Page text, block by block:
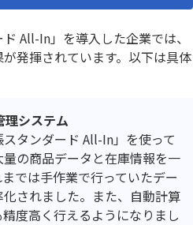
All-In」を導入した企業では、
発揮されています。以下は具体
理システム
タンダード All-In」を使って
の商品データと在庫情報を一
では手作業で行っていたデー
されました。また、自動計算
度高く行えるようになりまし